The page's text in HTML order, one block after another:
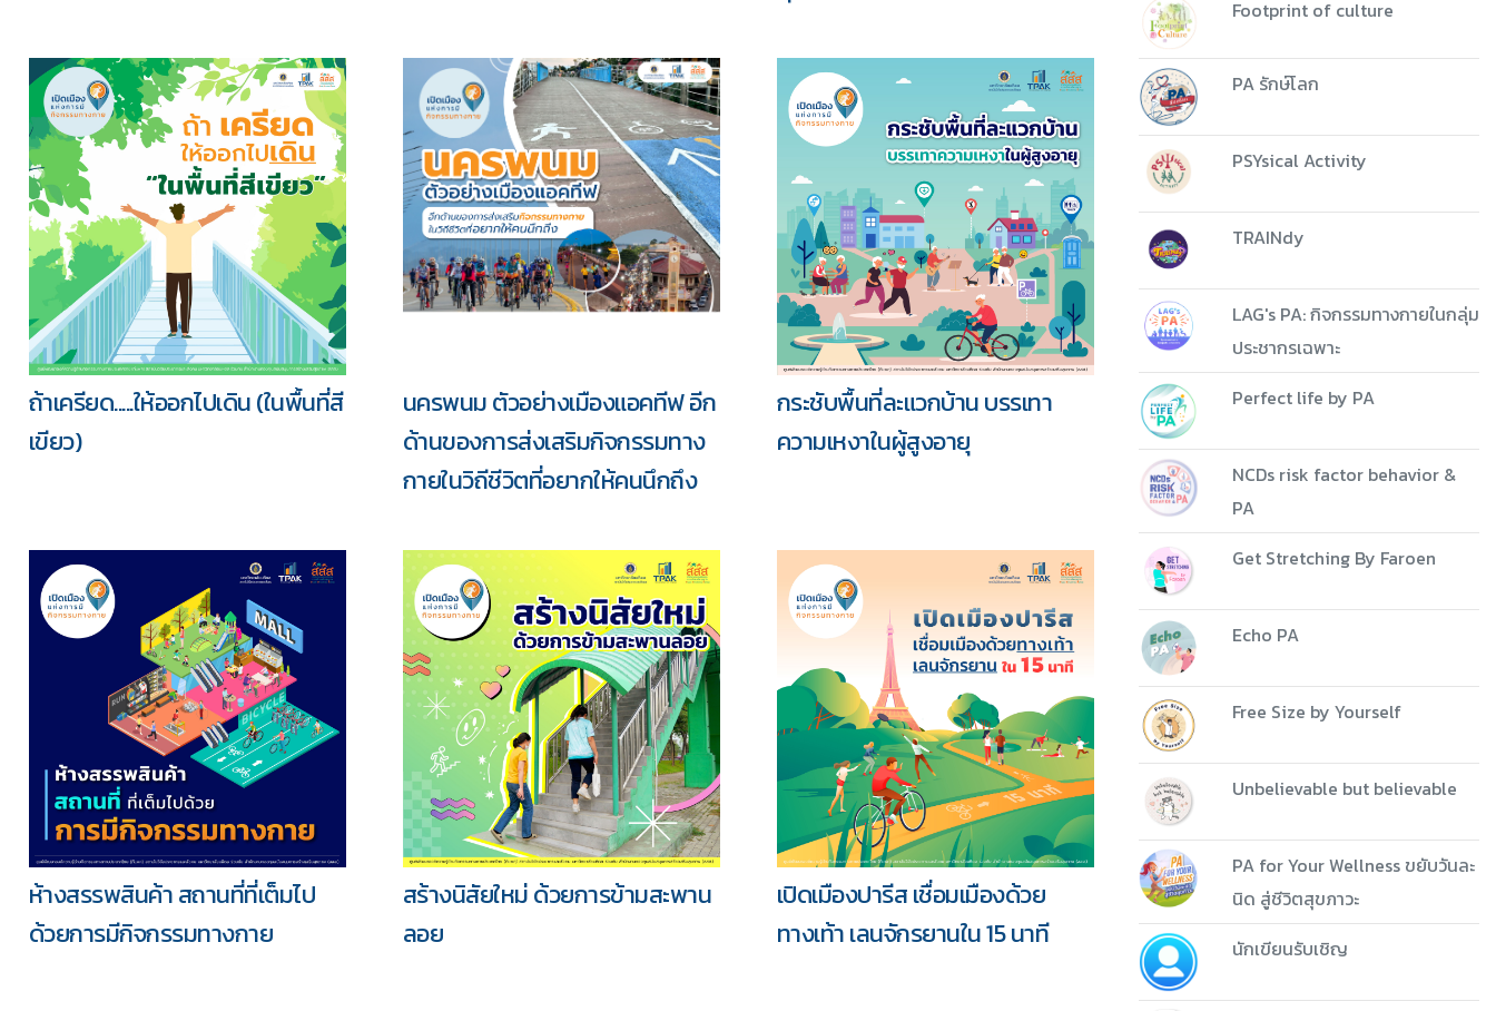
ถ้าเครียด.....ให้ออกไปเดิน (ในพื้นที่สี
เขียว)
นครพนม ตัวอย่างเมืองแอคทีฟ อีก
ด้านของการส่งเสริมกิจกรรมทาง
กายในวิถีชีวิตที่อยากให้คนนึกถึง
กระชับพื้นที่ละแวกบ้าน บรรเทา
ความเหงาในผู้สูงอายุ
ห้างสรรพสินค้า สถานที่ที่เต็มไป
ด้วยการมีกิจกรรมทางกาย
สร้างนิสัยใหม่ ด้วยการข้ามสะพาน
ลอย
เปิดเมืองปารีส เชื่อมเมืองด้วย
ทางเท้า เลนจักรยานใน 15 นาที
Footprint of culture
PA รักษ์โลก
PSYsical Activity
TRAINdy
LAG's PA: กิจกรรมทางกายในกลุ่ม
ประชากรเฉพาะ
Perfect life by PA
NCDs risk factor behavior &
PA
Get Stretching By Faroen
Echo PA
Free Size by Yourself
Unbelievable but believable
PA for Your Wellness ขยับวันละ
นิด สู่ชีวิตสุขภาวะ
นักเขียนรับเชิญ